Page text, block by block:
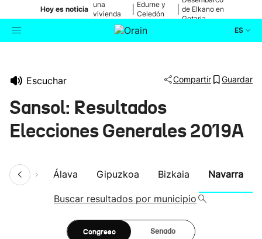
Hoy es noticia
una
vivienda
de Bilbao
Edurne y
Celedón
de Elkano en
Getaria
ES
Escuchar Compartir Guardar
Sansol: Resultados
Elecciones Generales 2019A
Álava Gipuzkoa Bizkaia Navarra
Buscar resultados por municipio
Congreso Senado